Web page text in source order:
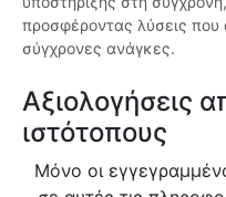
προσφέροντας λύσεις που
σύγχρονες ανάγκες.
Αξιολογήσεις
ιστότοπους
Μόνο οι